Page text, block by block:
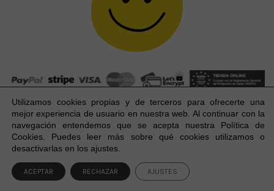
Happy Party Studio® 2023-2026 I © Todos los derechos
reservados.
Utilizamos cookies propias y de terceros para ofrecerte una
mejor experiencia de usuario en nuestra web. Al continuar con la
navegación entendemos que se acepta nuestra Política de
Cookies. Puedes leer más sobre qué cookies utilizamos o
desactivarlas en los ajustes.
ACEPTAR RECHAZAR AJUSTES
1